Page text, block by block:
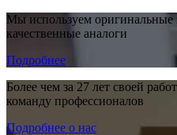
Мы используем оригинальные
качественные аналоги
Подробнее
Более чем за 27 лет своей
команду профессионалов
Подробнее о нас